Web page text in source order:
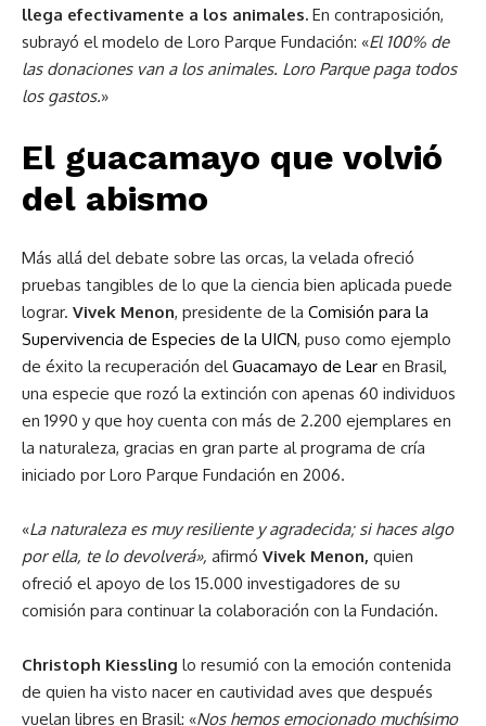
llega efectivamente a los animales. En contraposición,
subrayó el modelo de Loro Parque Fundación: «El 100% de
las donaciones van a los animales. Loro Parque paga todos
los gastos.»
El guacamayo que volvió
del abismo
Más allá del debate sobre las orcas, la velada ofreció
pruebas tangibles de lo que la ciencia bien aplicada puede
lograr. Vivek Menon, presidente de la Comisión para la
Supervivencia de Especies de la UICN, puso como ejemplo
de éxito la recuperación delGuacamayo de Lear en Brasil,
una especie que rozó la extinción con apenas 60 individuos
en 1990 y que hoy cuenta con más de 2.200 ejemplares en
la naturaleza, gracias en gran parte al programa de cría
iniciado por Loro Parque Fundación en 2006.
«La naturaleza es muy resiliente y agradecida; si haces algo
por ella, te lo devolverá», afirmó Vivek Menon, quien
ofreció el apoyo de los 15.000 investigadores de su
comisión para continuar la colaboración con la Fundación.
Christoph Kiessling lo resumió con la emoción contenida
de quien ha visto nacer en cautividad aves que después
vuelan libres en Brasil: «Nos hemos emocionado muchísimo